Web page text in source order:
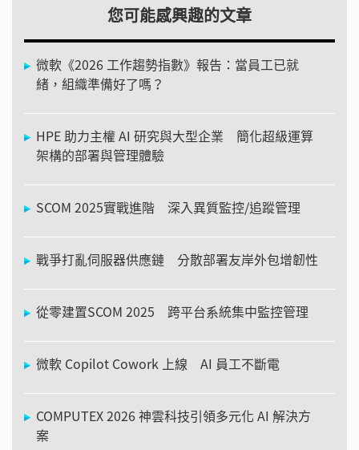
您可能感興趣的文章
微軟《2026 工作趨勢指數》報告：當員工已就
緒，組織準備好了嗎？
HPE 助力主權 AI 研究與大型企業 簡化超級運算
架構的部署與管理體驗
SCOM 2025實戰進階 深入異質監控/追蹤管理
戰爭打亂伺服器供應鏈 分散部署友岸外包增韌性
從零建置SCOM 2025 跨平台系統集中監控管理
微軟 Copilot Cowork 上線 AI 員工不斷電
COMPUTEX 2026 神雲科技引領多元化 AI 解決方
案